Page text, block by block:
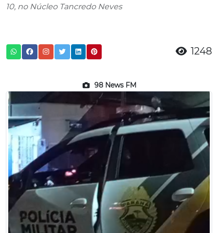
10, no Núcleo Tancredo Neves
1248
98 News FM